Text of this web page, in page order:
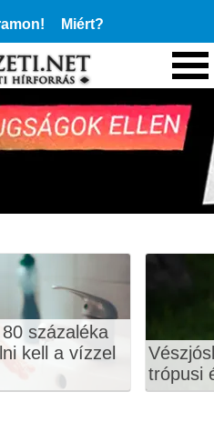
Miért?
százaléka
kell a vízzel
trópusi